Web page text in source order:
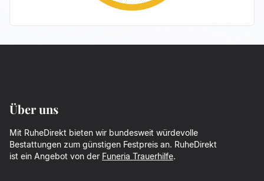
Über uns
Mit RuheDirekt bieten wir bundesweit würdevolle
Bestattungen zum günstigen Festpreis an. RuheDirekt
ist ein Angebot von der Funeria Trauerhilfe.